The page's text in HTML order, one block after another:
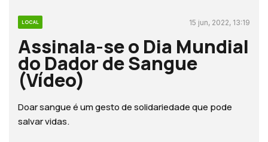
LOCAL 15 jun, 2022, 13:19
Assinala-se o Dia Mundial
do Dador de Sangue
(Vídeo)
Doar sangue é um gesto de solidariedade que pode
salvar vidas.